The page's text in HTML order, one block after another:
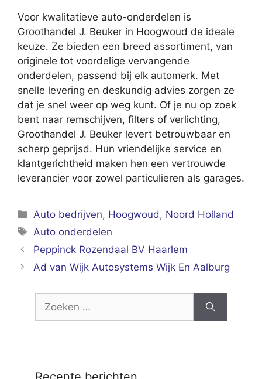
Voor kwalitatieve auto-onderdelen is
Groothandel J. Beuker in Hoogwoud de ideale
keuze. Ze bieden een breed assortiment, van
originele tot voordelige vervangende
onderdelen, passend bij elk automerk. Met
snelle levering en deskundig advies zorgen ze
dat je snel weer op weg kunt. Of je nu op zoek
bent naar remschijven, filters of verlichting,
Groothandel J. Beuker levert betrouwbaar en
scherp geprijsd. Hun vriendelijke service en
klantgerichtheid maken hen een vertrouwde
leverancier voor zowel particulieren als garages.
Categorieën
Auto bedrijven, Hoogwoud, Noord Holland
Tags
Auto onderdelen
Peppinck Rozendaal BV Haarlem
Ad van Wijk Autosystems Wijk En Aalburg
Zoek